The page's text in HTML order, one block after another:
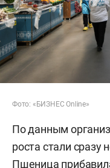
Фото: «БИЗНЕС Online»
По данным
роста стали сразу
Пшеница